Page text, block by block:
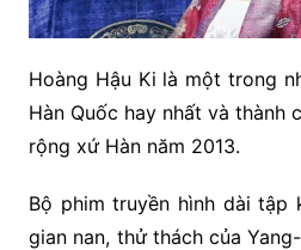
Hoàng Hậu Ki là một trong
Hàn Quốc hay nhất và thành
rộng xứ Hàn năm 2013.
Bộ phim truyền hình dài
gian nan, thử thách của